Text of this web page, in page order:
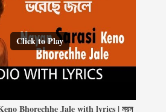
Click to Play
Bhorechhe Jale with lyrics | নয়ন